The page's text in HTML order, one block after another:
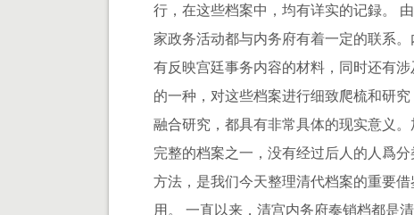
行，在这些档案中，均有详实的记録。
家政务活动都与内务府有着一定的联系
有反映宫廷事务内容的材料，同时还有
的一种，对这些档案进行细致爬梳和研
融合研究，都具有非常具体的现实意义
完整的档案之一，没有经过后人的人爲
方法，是我们今天整理清代档案的重要
用。 一直以来，清宫内务府奏销档都是